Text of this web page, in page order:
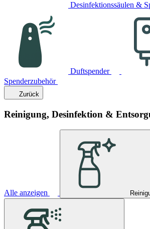
Desinfektionssäulen &
Duftspender
Spenderzubehör
Zurück
Reinigung, Desinfektion &
Alle anzeigen